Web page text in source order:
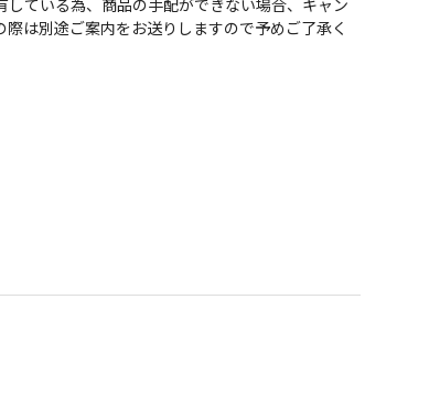
は別途ご案内をお送りしますので予めご了承く